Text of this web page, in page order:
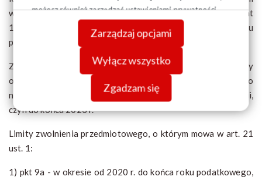
możesz również zarządzać ustawieniami prywatności
swojej przeglądarki. Więcej informacji o przetwarzaniu
danych znajdziesz wPolityce prywatności.
Zarządzaj opcjami
Wyłącz wszystko
Zgadzam się
wypoczynkiem i pobytem na leczeniu - dzieci i młodzieży do lat
18: z innych źródeł - do wysokości nieprzekraczającej w roku
podatkowym kwoty
2.000 zł - do końca 2023 r. jest 3000 zł.
Zasady te wynikają z art. 52l ustawy o PIT, który
obowiązywał od 2020 r. do końca roku podatkowego
następującego po roku, w którym odwołano stan epidemii,
czyli do końca 2023 r.
Limity zwolnienia przedmiotowego, o którym mowa w art. 21
ust. 1:
1) pkt 9a - w okresie od 2020 r. do końca roku podatkowego,